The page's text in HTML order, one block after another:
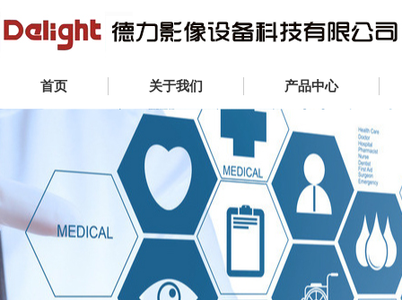
首页 关于我们 产品中心